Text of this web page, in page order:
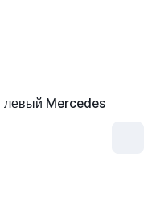
левый Mercedes